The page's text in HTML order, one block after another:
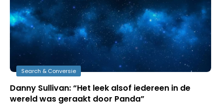
Search & Conversie
Danny Sullivan: “Het leek alsof iedereen in de
wereld was geraakt door Panda”